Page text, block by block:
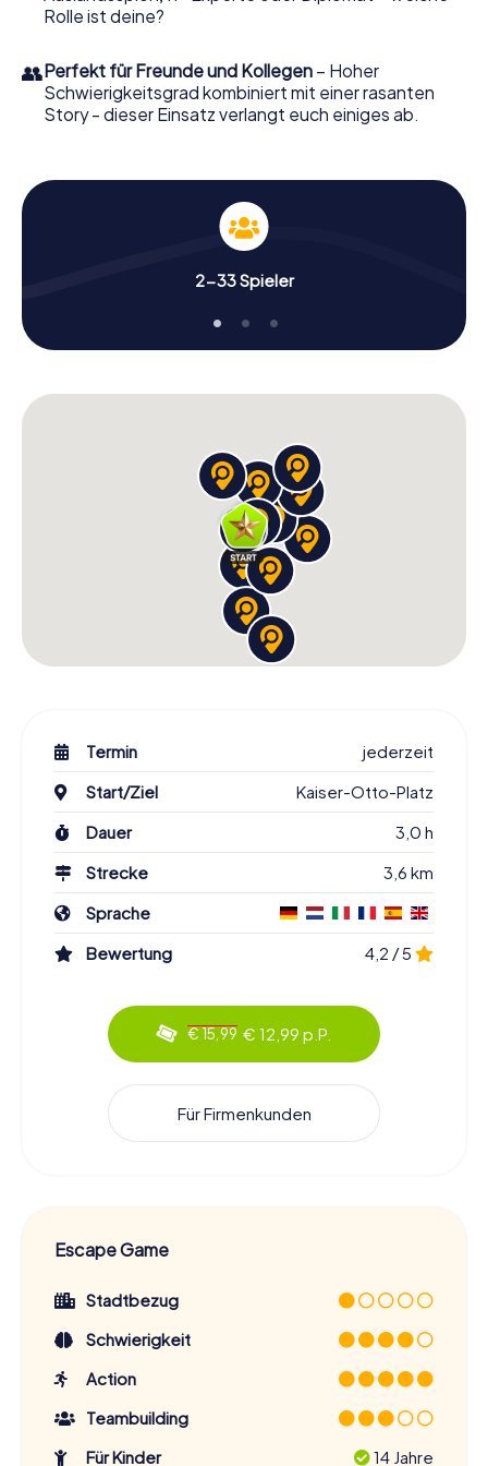
Rolle ist deine?
👥Perfekt für Freunde und Kollegen – Hoher
Schwierigkeitsgrad kombiniert mit einer rasanten
Story - dieser Einsatz verlangt euch einiges ab.
2-33 Spieler
Termin
jederzeit
Start/Ziel
Kaiser-Otto-Platz
Dauer
3,0 h
Strecke
3,6 km
Sprache
Bewertung
4,2 / 5
€ 15,99 € 12,99 p.P.
Für Firmenkunden
Escape Game
Stadtbezug
Schwierigkeit
Action
Teambuilding
Für Kinder
14 Jahre